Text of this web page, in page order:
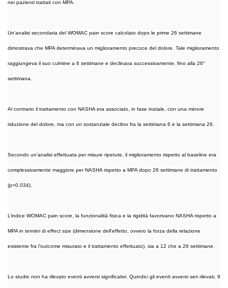
nei pazienti trattati con MPA.
Un’analisi secondaria del WOMAC pain score calcolato dopo le prime 26 settimane
dimostrava che MPA determinava un miglioramento precoce del dolore. Tale miglioramento
raggiungeva il suo culmine a 6 settimane e declinava successivamente, fino alla 26°
settimana.
Al contrario il trattamento con NASHA era associato, in fase iniziale, con una minore
riduzione del dolore, ma con un sostanziale declino fra la settimana 6 e la settimana 26.
Secondo un’analisi effettuata per misure ripetute, il miglioramento rispetto al baseline era
complessivamente maggiore per NASHA rispetto a MPA dopo 26 settimane di trattamento
(p=0,034).
L’indice WOMAC pain score, la funzionalità fisica e la rigidità favorivano NASHA rispetto a
MPA in termini di effect size (dimensione dell’effetto, ovvero la forza della relazione
esistente fra l’outcome misurato e il trattamento effettuato), sia a 12 che a 26 settimane.
Lo studio non ha rilevato eventi avversi significativi. Quindici gli eventi avversi seri rilevati, 9